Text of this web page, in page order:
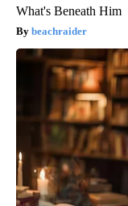
What's Beneath Him
beachraider